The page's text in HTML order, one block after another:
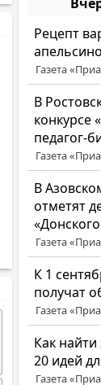
Рецепт
Газета
В
педагог-
Газета
В
отметят
Газета
К 1
получат
Газета
Как
20 идей
Газета